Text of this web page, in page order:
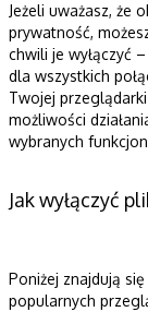
Jeżeli uważasz, że
prywatność,
chwili je wyłączyć
dla wszystkich
Twojej
możliwości
wybranych
Jak wyłączyć
Poniżej znajdują
popularnych